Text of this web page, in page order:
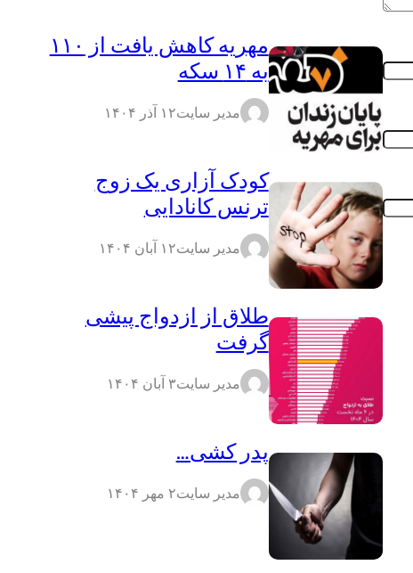
مهریه کاهش یافت از ۱۱۰
به ۱۴ سکه
مدیر سایت۱۲ آذر ۱۴۰۴
کودک آزاری یک زوج
ترنس کانادایی
مدیر سایت۱۲ آبان ۱۴۰۴
طلاق از ازدواج پیشی
گرفت
مدیر سایت۳ آبان ۱۴۰۴
پدر کشی…
مدیر سایت۲ مهر ۱۴۰۴